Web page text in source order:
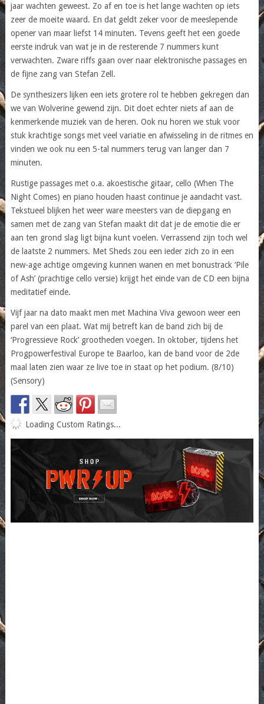
jaar wachten geweest. Zo af en toe is het lange wachten op iets
zeer de moeite waard. En dat geldt zeker voor de meeslepende
opener van maar liefst 14 minuten. Tevens geeft het een goede
eerste indruk van wat je in de resterende 7 nummers kunt
verwachten. Zware riffs gaan over naar elektronische passages en
de fijne zang van Stefan Zell.
De synthesizers lijken een iets grotere rol te hebben gekregen dan
we van Wolverine gewend zijn. Dit doet echter niets af aan de
kenmerkende muziek van de heren. Ook nu horen we stuk voor
stuk krachtige songs met veel variatie en afwisseling in de ritmes en
vinden we ook nu een 5-tal nummers terug van langer dan 7
minuten.
Rustige passages met o.a. akoestische gitaar, cello (When The
Night Comes) en piano houden haast continue je aandacht vast.
Tekstueel blijken het weer ware meesters van de diepgang en
samen met de zang van Stefan maakt dit dat je de emotie die er
aan ten grond slag ligt bijna kunt voelen. Verrassend zijn toch wel
de laatste 2 nummers. Met Sheds zou een ieder zich zo in een
new-age achtige omgeving kunnen wanen en met bonustrack ‘Pile
of Ash’ (prachtige cello versie) krijgt het einde van de CD een bijna
meditatief einde.
Vijf jaar na dato maakt men met Machina Viva gewoon weer een
parel van een plaat. Wat mij betreft kan de band zich bij de
‘Progressieve Rock’ grootheden voegen. In oktober, tijdens het
Progpowerfestival Europe te Baarloo, kan de band voor de 2de
maal laten zien waar ze live toe in staat op het podium. (8/10)
(Sensory)
Loading Custom Ratings...